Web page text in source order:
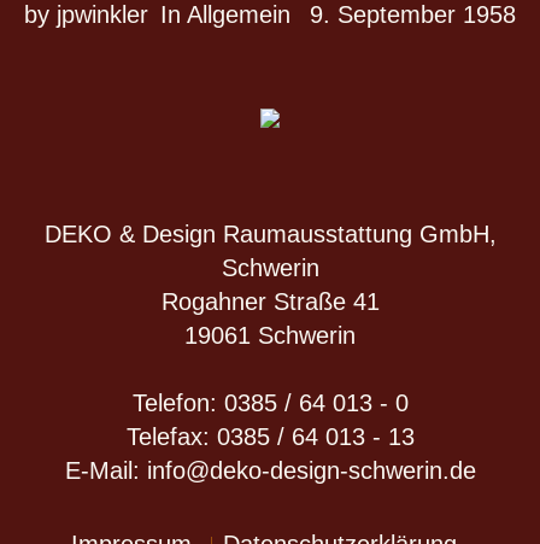
9. September 1958
by jpwinkler In Allgemein
DEKO & Design Raumausstattung GmbH,
Schwerin
Rogahner Straße 41
19061 Schwerin
Telefon: 0385 / 64 013 - 0
Telefax: 0385 / 64 013 - 13
E-Mail: info@deko-design-schwerin.de